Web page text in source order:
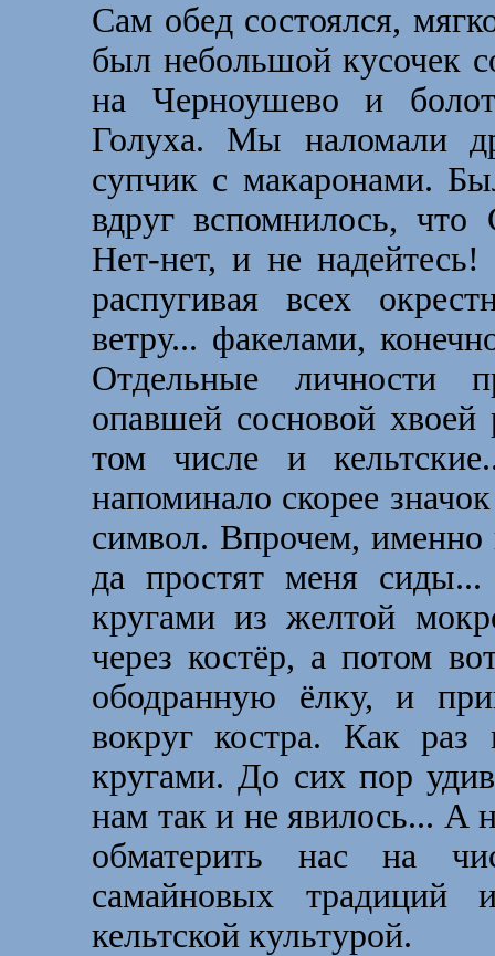
Сам обед состоялся,
был небольшой кусочек
на Черноушево и
Голуха. Мы наломали
супчик с макаронами.
вдруг вспомнилось,
Нет-нет, и не
распугивая всех
ветру... факелами,
Отдельные личности
опавшей сосновой
том числе и
напоминало скорее
символ. Впрочем, именно
да простят меня
кругами из желтой
через костёр, а потом
ободранную ёлку, и
вокруг костра. Как
кругами. До сих пор
нам так и не явилось... А
обматерить нас на
самайновых традиций
кельтской культурой.